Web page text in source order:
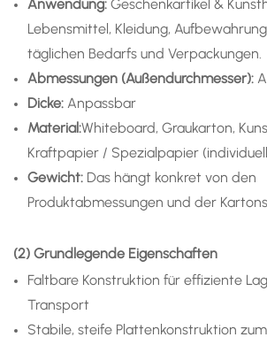
Anwendung: Geschenkartikel &
Lebensmittel, Kleidung,
täglichen Bedarfs und Verpackungen.
Abmessungen (Außendurchmesser):
Dicke: Anpassbar
Material:Whiteboard, Graukarton,
Kraftpapier / Spezialpapier
Gewicht: Das hängt konkret von den
Produktabmessungen und der
(2) Grundlegende Eigenschaften
Faltbare Konstruktion für effiziente
Transport
Stabile, steife Plattenkonstruktion